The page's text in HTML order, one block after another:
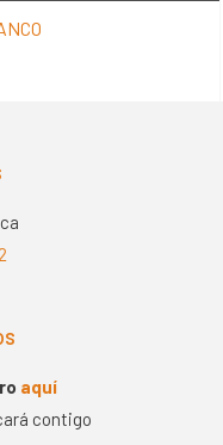
aquí
contigo